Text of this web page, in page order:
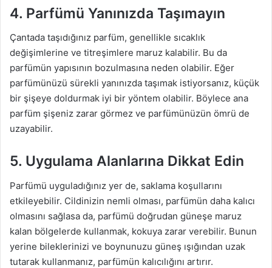
4. Parfümü Yanınızda Taşımayın
Çantada taşıdığınız parfüm, genellikle sıcaklık
değişimlerine ve titreşimlere maruz kalabilir. Bu da
parfümün yapısının bozulmasına neden olabilir. Eğer
parfümünüzü sürekli yanınızda taşımak istiyorsanız, küçük
bir şişeye doldurmak iyi bir yöntem olabilir. Böylece ana
parfüm şişeniz zarar görmez ve parfümünüzün ömrü de
uzayabilir.
5. Uygulama Alanlarına Dikkat Edin
Parfümü uyguladığınız yer de, saklama koşullarını
etkileyebilir. Cildinizin nemli olması, parfümün daha kalıcı
olmasını sağlasa da, parfümü doğrudan güneşe maruz
kalan bölgelerde kullanmak, kokuya zarar verebilir. Bunun
yerine bileklerinizi ve boynunuzu güneş ışığından uzak
tutarak kullanmanız, parfümün kalıcılığını artırır.